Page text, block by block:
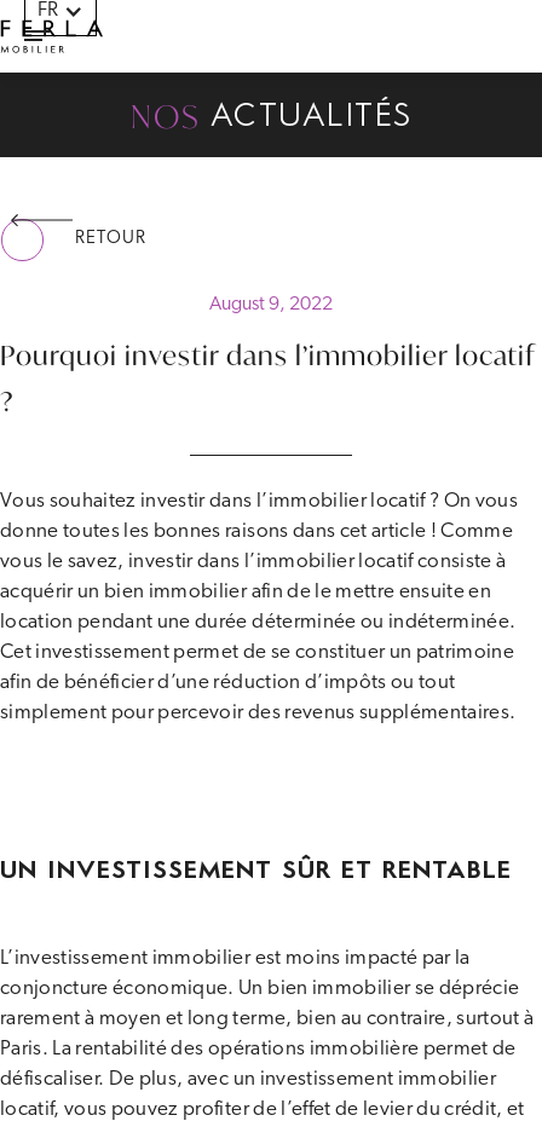
FR
NOS ACTUALITÉS
RETOUR
August 9, 2022
Pourquoi investir dans l’immobilier locatif
?
Vous souhaitez investir dans l’immobilier locatif ? On vous
donne toutes les bonnes raisons dans cet article ! Comme
vous le savez, investir dans l’immobilier locatif consiste à
acquérir un bien immobilier afin de le mettre ensuite en
location pendant une durée déterminée ou indéterminée.
Cet investissement permet de se constituer un patrimoine
afin de bénéficier d’une réduction d’impôts ou tout
simplement pour percevoir des revenus supplémentaires.
UN INVESTISSEMENT SÛR ET RENTABLE
L’investissement immobilier est moins impacté par la
conjoncture économique. Un bien immobilier se déprécie
rarement à moyen et long terme, bien au contraire, surtout à
Paris. La rentabilité des opérations immobilière permet de
défiscaliser. De plus, avec un investissement immobilier
locatif, vous pouvez profiter de l’effet de levier du crédit, et
Panneau de gestion des cookies